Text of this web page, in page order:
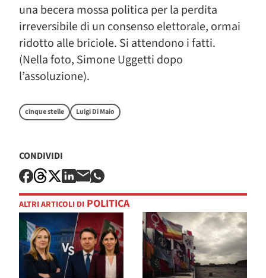
una becera mossa politica per la perdita
irreversibile di un consenso elettorale, ormai
ridotto alle briciole. Si attendono i fatti.
(Nella foto, Simone Uggetti dopo
l’assoluzione).
cinque stelle Luigi Di Maio
CONDIVIDI
ALTRI ARTICOLI DI POLITICA